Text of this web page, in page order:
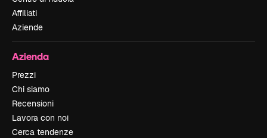
Affiliati
Aziende
Azienda
Prezzi
Chi siamo
Recensioni
Lavora con noi
Cerca tendenze